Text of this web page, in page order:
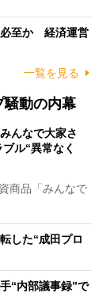
必至か 経済運営
一覧を見る
騒動の内幕
んなで大家さ
ル“異常なく
商品「みんなで
した“成田プロ
“内部議事録”で